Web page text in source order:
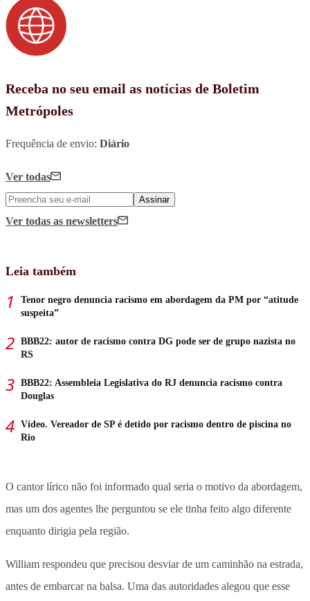
Receba no seu email as notícias de Boletim
Metrópoles
Frequência de envio: Diário
Ver todas
Assinar
Ver todas as newsletters
Leia também
Tenor negro denuncia racismo em abordagem da PM por “atitude
suspeita”
BBB22: autor de racismo contra DG pode ser de grupo nazista no
RS
BBB22: Assembleia Legislativa do RJ denuncia racismo contra
Douglas
Vídeo. Vereador de SP é detido por racismo dentro de piscina no
Rio
O cantor lírico não foi informado qual seria o motivo da abordagem,
mas um dos agentes lhe perguntou se ele tinha feito algo diferente
enquanto dirigia pela região.
William respondeu que precisou desviar de um caminhão na estrada,
antes de embarcar na balsa. Uma das autoridades alegou que esse